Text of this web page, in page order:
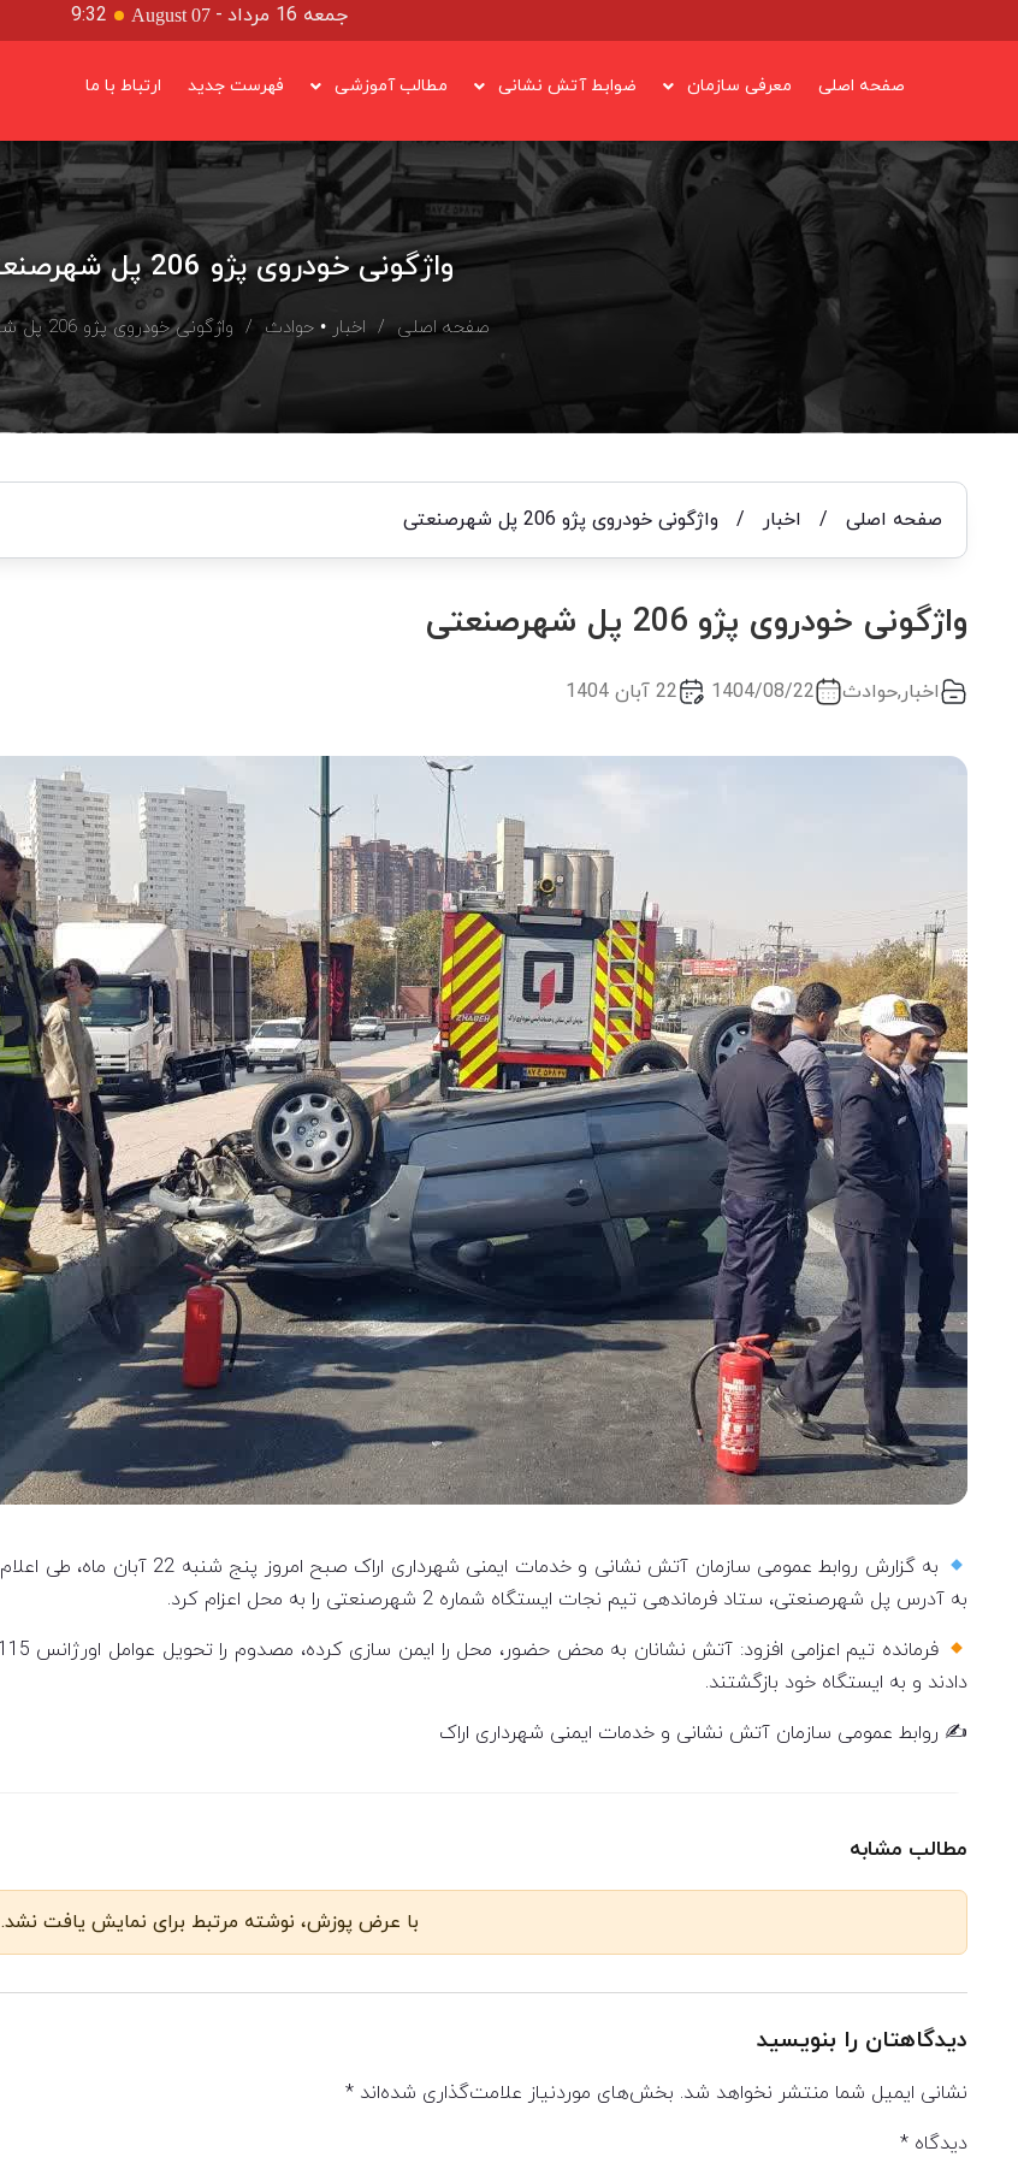
جمعه 16 مرداد -
August 07
9:32
صفحه اصلی معرفی سازمان ضوابط آتش نشانی مطالب آموزشی فهرست جدید ارتباط با ما
واژگونی خودروی پژو 206 پل شهرصنعتی
صفحه اصلی / اخبار • حوادث/ واژگونی خودروی پژو 206 پل شهرصنعتی
صفحه اصلی / اخبار / واژگونی خودروی پژو 206 پل شهرصنعتی
واژگونی خودروی پژو 206 پل شهرصنعتی
اخبار,حوادث 1404/08/22 22 آبان 1404
به آدرس پل شهرصنعتی، ستاد فرماندهی تیم نجات ایستگاه شماره 2 شهرصنعتی را به محل اعزام کرد.
دادند و به ایستگاه خود بازگشتند.
✍️ روابط عمومی سازمان آتش نشانی و خدمات ایمنی شهرداری اراک
مطالب مشابه
با عرض پوزش، نوشته مرتبط برای نمایش یافت نشد.
دیدگاهتان را بنویسید
نشانی ایمیل شما منتشر نخواهد شد. بخش‌های موردنیاز علامت‌گذاری شده‌اند *
دیدگاه *